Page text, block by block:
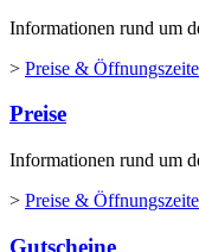
Informationen rund um
> Preise &
Preise
Informationen rund um
> Preise &
Gutscheine